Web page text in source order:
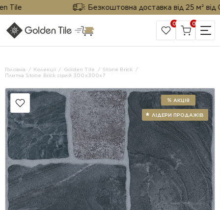
Безкоштовна доставка від 25 м² від
САЙТ КОМПАНІЇ
0 0
Головна Колекції Golden Tile
Stone Brick
Плитка Stone Brick сірий 300х300x7